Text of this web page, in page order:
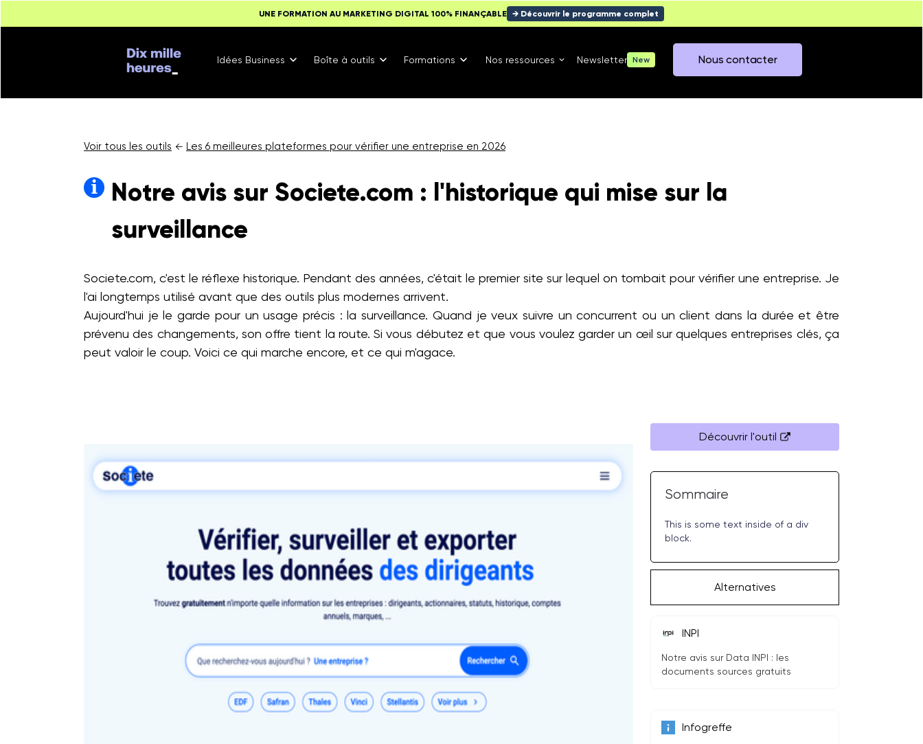
UNE FORMATION AU MARKETING DIGITAL 100% FINANÇABLE → Découvrir le programme complet
Idées Business Boîte à outils Formations Nos ressources Newsletter New Nous contacter
Voir tous les outils ← Les 6 meilleures plateformes pour vérifier une entreprise en 2026
Notre avis sur Societe.com : l'historique qui mise sur la
surveillance
Societe.com, c'est le réflexe historique. Pendant des années, c'était le premier site sur lequel on tombait pour vérifier une entreprise. Je
l'ai longtemps utilisé avant que des outils plus modernes arrivent.
Aujourd'hui je le garde pour un usage précis : la surveillance. Quand je veux suivre un concurrent ou un client dans la durée et être
prévenu des changements, son offre tient la route. Si vous débutez et que vous voulez garder un œil sur quelques entreprises clés, ça
peut valoir le coup. Voici ce qui marche encore, et ce qui m'agace.
Découvrir l'outil
Sommaire
This is some text inside of a div
block.
Alternatives
INPI
Notre avis sur Data INPI : les
documents sources gratuits
Infogreffe